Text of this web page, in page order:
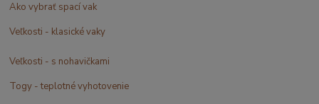
Ako vybrať spací vak
Veľkosti - klasické vaky
Veľkosti - s nohavičkami
Togy - teplotné vyhotovenie